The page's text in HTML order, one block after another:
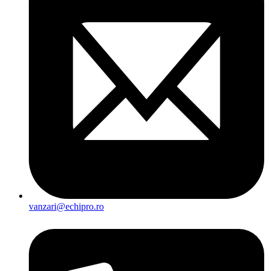
vanzari@echipro.ro